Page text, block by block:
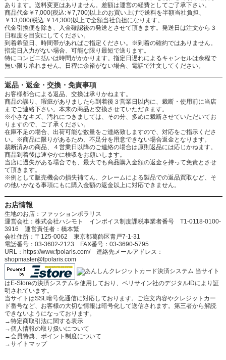
あります。送料変更はありません。差額は運営の経費としてご了承下さい。
商品代金￥7,000(税込:￥7,700)以上のお買い上げで送料を半額当社負担、
￥13,000(税込:￥14,300)以上で全額当社負担になります。
代金引換便を除き、入金確認後の発送とさせて頂きます。発送日は注文から３
日程度を目安にしてください。
到着希望日、時間帯があればご指定ください。※到着の確約ではありません。
指定日入力がない場合、可能な限り最短で送ります。
特にコンビニ払いは時間がかかります。指定日遅れによるキャンセルは余程で
無い限り承れません。日程に余裕がない場合、電話で注文してください。
返品・返金・交換・免責事項
お客様都合による返品、交換は承りかねます。
商品の誤り、瑕疵がありましたら到着後３営業日以内に、裁断・使用前に当店
までご連絡下さい。本来の商品と交換させていただきます。
※小さなキズ、汚れにつきましては、その分、多めに裁断させていただいてお
りますので、ご了承ください。
在庫不足の場合、出荷可能な数量をご連絡致しますので、対応をご指示くださ
い。※商品に限りがあるため、不足分を用意できない場合返金となります。
裁断済みの商品、４営業日以降のご連絡の場合は原則返品には応じかねます。
商品到着後は速やかに検収をお願いします。
当店に過失がある場合でも、最大でも商品購入金額の返金を持って免責とさせ
て頂きます。
※例として販売機会の損失補てん、クレームによる製品での返品買取など、そ
の他いかなる事項にもに購入金額の返金以上に対応できません。
お店情報
生地のお店：ファッションポラリス
運営会社：株式会社ハシモト インボイス制度課税事業者番号 T1-0118-0100-
3916 運営責任者：橋本繁
会社住所：〒125-0062 東京都葛飾区青戸7-1-31
電話番号：03-3602-2123 FAX番号：03-3690-5795
URL：https://www.fpolaris.com/ 連絡先メールアドレス：
shopmaster@fpolaris.com
当サイト
はE-Storeの決済システムを使用しており、ベリサイン社のデジタルIDにより証
明されています。
当サイトはSSL暗号化通信に対応しております。ご注文内容やクレジットカー
ド番号など、お客様の大切な情報は暗号化して送信されます。第三者から解読
できないようになっております。
→特定商取引法に関する表示
→個人情報の取り扱いについて
→会員特典、ポイント制度について
→サイトマップ